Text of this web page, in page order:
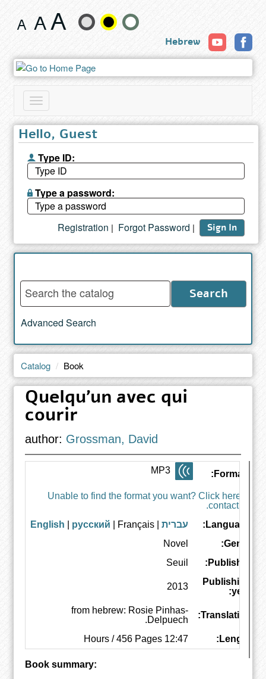
Change
size
and
color
Hebrew
Toggle
navigation
Hello, Guest
Type ID:
Type a password:
Sign In
|
Forgot Password
|
Registration
Enter
words
to
search
catalog
Search
Advanced Search
Catalog Book
Quelqu'un avec qui
courir
author: Grossman, David
Formats:
Unable to find the format you want? Click here to
contact us.
Language:
עברית|
English русский | Français
Genre:
Novel
Publisher:
Seuil
Publishing
year:
2013
Translation:
from hebrew: Rosie Pinhas-
Delpuech.
Length:
12:47 Hours / 456 Pages
Book summary: